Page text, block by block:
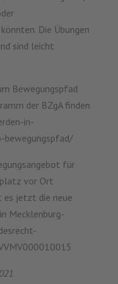
Die Übungen
sind leicht
Bewegungspfad
der BZgA finden
in-
für
vor Ort
es jetzt die neue
Mecklenburg-